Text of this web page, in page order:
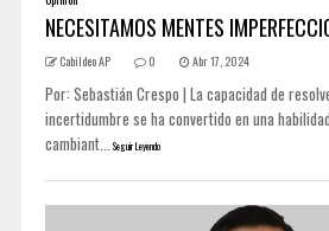
NECESITAMOS MENTES
Cabildeo AP 0 Abr 17, 2024
Por: Sebastián Crespo | La capacidad de
incertidumbre se ha convertido en una
cambiant... Seguir Leyendo